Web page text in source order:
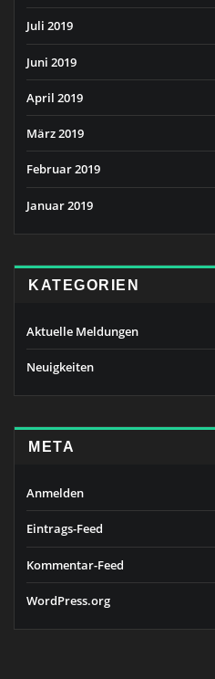
Juli 2019
Juni 2019
April 2019
März 2019
Februar 2019
Januar 2019
KATEGORIEN
Aktuelle Meldungen
Neuigkeiten
META
Anmelden
Eintrags-Feed
Kommentar-Feed
WordPress.org